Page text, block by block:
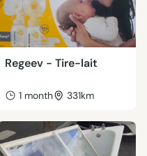
Regeev - Tire-lait
1 month 331km